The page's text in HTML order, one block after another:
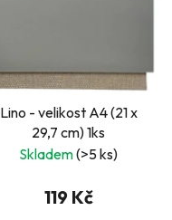
Lino - velikost A4 (21 x
29,7 cm) 1ks
Skladem(>5 ks)
119 Kč